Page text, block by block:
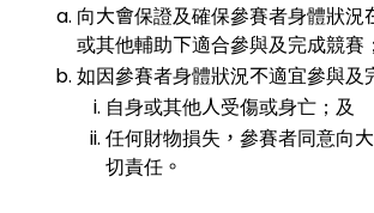
向大會保證及確保參賽者身體狀況
或其他輔助下適合參與及完成競賽
如因參賽者身體狀況不適宜參與及
自身或其他人受傷或身亡；及
任何財物損失，參賽者同意向
切責任。